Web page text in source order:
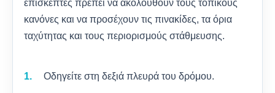
επισκέπτες πρέπει να ακολουθούν τους τοπικούς
κανόνες και να προσέχουν τις πινακίδες, τα όρια
ταχύτητας και τους περιορισμούς στάθμευσης.
Οδηγείτε στη δεξιά πλευρά του δρόμου.